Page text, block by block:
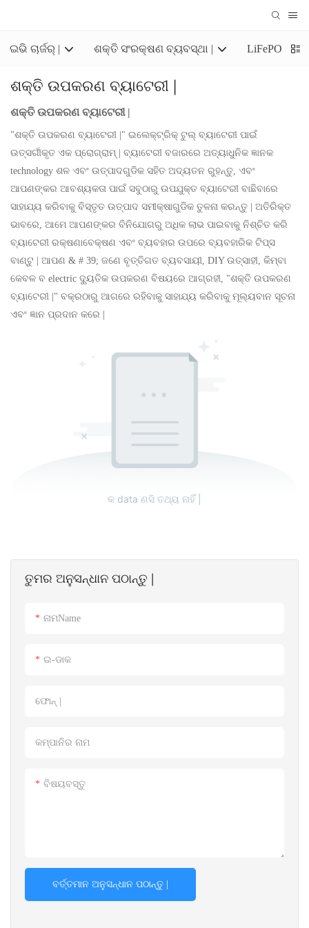
ଇଭି ଚାର୍ଜର୍ | ଶକ୍ତି ସଂରକ୍ଷଣ ବ୍ୟବସ୍ଥା | LiFePO4
ଶକ୍ତି ଉପକରଣ ବ୍ୟାଟେରୀ |
ଶକ୍ତି ଉପକରଣ ବ୍ୟାଟେରୀ |
"ଶକ୍ତି ଉପକରଣ ବ୍ୟାଟେରୀ |" ଇଲେକ୍ଟ୍ରିକ୍ ଟୁଲ୍ ବ୍ୟାଟେରୀ ପାଇଁ
ଉତ୍ସର୍ଗୀକୃତ ଏକ ପ୍ରୋଗ୍ରାମ୍ | ବ୍ୟାଟେରୀ ବଜାରରେ ଅତ୍ୟାଧୁନିକ ଜ୍ଞାନକ
technology ଶଳ ଏବଂ ଉତ୍ପାଦଗୁଡିକ ସହିତ ଅଦ୍ୟତନ ରୁହନ୍ତୁ, ଏବଂ
ଆପଣଙ୍କର ଆବଶ୍ୟକତା ପାଇଁ ସବୁଠାରୁ ଉପଯୁକ୍ତ ବ୍ୟାଟେରୀ ବାଛିବାରେ
ସାହାଯ୍ୟ କରିବାକୁ ବିସ୍ତୃତ ଉତ୍ପାଦ ସମୀକ୍ଷାଗୁଡିକ ତୁଳନା କରନ୍ତୁ | ଅତିରିକ୍ତ
ଭାବରେ, ଆମେ ଆପଣଙ୍କର ବିନିଯୋଗରୁ ଅଧିକ ଲାଭ ପାଇବାକୁ ନିଶ୍ଚିତ କରି
ବ୍ୟାଟେରୀ ରକ୍ଷଣାବେକ୍ଷଣ ଏବଂ ବ୍ୟବହାର ଉପରେ ବ୍ୟବହାରିକ ଟିପ୍ସ
ବାଣ୍ଟୁ | ଆପଣ & # 39; ଜଣେ ବୃତ୍ତିଗତ ବ୍ୟବସାୟୀ, DIY ଉତ୍ସାହୀ, କିମ୍ବା
କେବଳ ବ electric ଦ୍ୟୁତିକ ଉପକରଣ ବିଷୟରେ ଆଗ୍ରହୀ, "ଶକ୍ତି ଉପକରଣ
ବ୍ୟାଟେରୀ |" ବକ୍ରଠାରୁ ଆଗରେ ରହିବାକୁ ସାହାଯ୍ୟ କରିବାକୁ ମୂଲ୍ୟବାନ ସୂଚନା
ଏବଂ ଜ୍ଞାନ ପ୍ରଦାନ କରେ |
ତୁମର ଅନୁସନ୍ଧାନ ପଠାନ୍ତୁ |
ନାମName
ଇ-ଡାକ
ଫୋନ୍ |
କମ୍ପାନିର ନାମ
ବିଷୟବସ୍ତୁ
ବର୍ତ୍ତମାନ ଅନୁସନ୍ଧାନ ପଠାନ୍ତୁ |
କ data ଣସି ତଥ୍ୟ ନାହିଁ |